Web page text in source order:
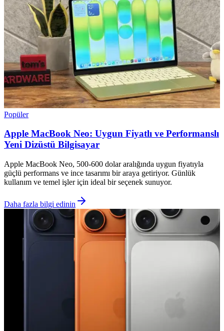
Popüler
Apple MacBook Neo: Uygun Fiyatlı ve Performanslı
Yeni Dizüstü Bilgisayar
Apple MacBook Neo, 500-600 dolar aralığında uygun fiyatıyla
güçlü performans ve ince tasarımı bir araya getiriyor. Günlük
kullanım ve temel işler için ideal bir seçenek sunuyor.
Daha fazla bilgi edinin